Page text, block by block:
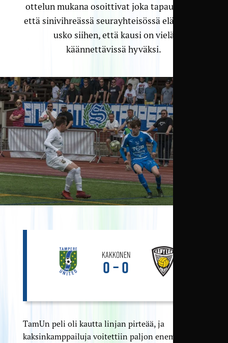
ottelun mukana osoittivat joka tapauksessa,
että sinivihreässä seurayhteisössä elää vakaa
usko siihen, että kausi on vielä
käännettävissä hyväksi.
Kakkonen
0 – 0
TamUn peli oli kautta linjan pirteää, ja
kaksinkamppailuja voitettiin paljon enemmän